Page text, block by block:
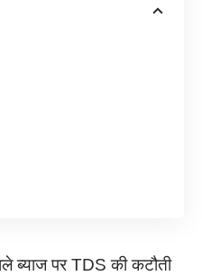
ब्याज पर TDS की कटौती